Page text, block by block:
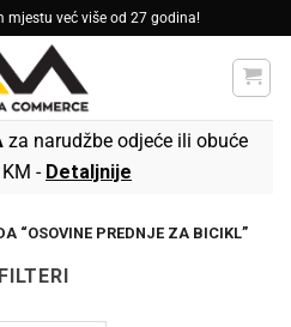
mjestu već više od 27 godina!
za narudžbe odjeće ili obuće
- Detaljnije
“OSOVINE PREDNJE ZA BICIKL”
FILTERI